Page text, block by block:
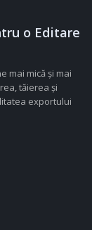
o Editare
mai mică și mai
tăierea și
exportului